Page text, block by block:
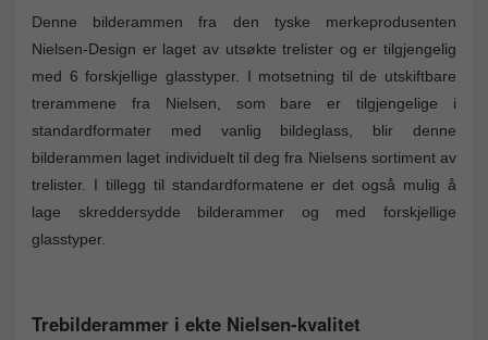
Denne bilderammen fra den tyske merkeprodusenten
Nielsen-Design er laget av utsøkte trelister og er tilgjengelig
med 6 forskjellige glasstyper. I motsetning til de utskiftbare
trerammene fra Nielsen, som bare er tilgjengelige i
standardformater med vanlig bildeglass, blir denne
bilderammen laget individuelt til deg fra Nielsens sortiment av
trelister. I tillegg til standardformatene er det også mulig å
lage skreddersydde bilderammer og med forskjellige
glasstyper.
Trebilderammer i ekte Nielsen-kvalitet